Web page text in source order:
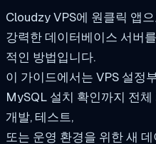
Cloudzy VPS에 원클릭 앱
강력한 데이터베이스 서버
적인 방법입니다.
이 가이드에서는 VPS 설정
MySQL 설치 확인까지 전
개발, 테스트,
또는 운영 환경을 위한 새